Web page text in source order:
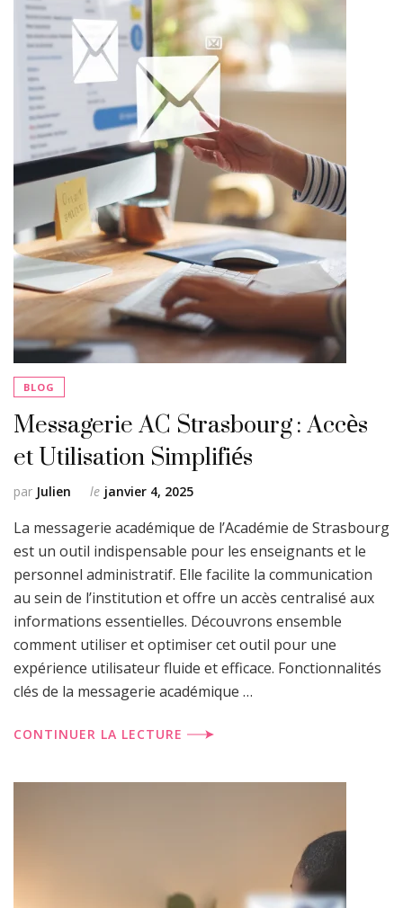
BLOG
Messagerie AC Strasbourg : Accès
et Utilisation Simplifiés
par Julien le janvier 4, 2025
La messagerie académique de l’Académie de Strasbourg
est un outil indispensable pour les enseignants et le
personnel administratif. Elle facilite la communication
au sein de l’institution et offre un accès centralisé aux
informations essentielles. Découvrons ensemble
comment utiliser et optimiser cet outil pour une
expérience utilisateur fluide et efficace. Fonctionnalités
clés de la messagerie académique …
CONTINUER LA LECTURE